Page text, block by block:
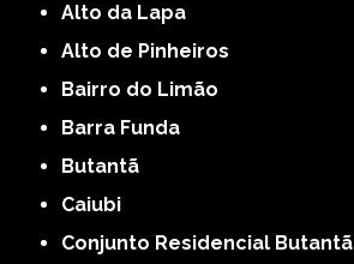
Alto da Lapa
Alto de Pinheiros
Bairro do Limão
Barra Funda
Butantã
Caiubi
Conjunto Residencial Butantã